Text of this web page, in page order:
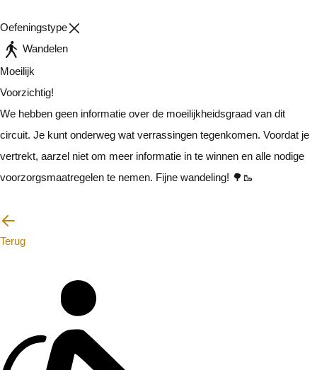
Oefeningstype
Wandelen
Moeilijk
Voorzichtig!
We hebben geen informatie over de moeilijkheidsgraad van dit
circuit. Je kunt onderweg wat verrassingen tegenkomen. Voordat je
vertrekt, aarzel niet om meer informatie in te winnen en alle nodige
voorzorgsmaatregelen te nemen. Fijne wandeling! 🌳🥾
Terug